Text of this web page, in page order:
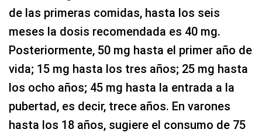
de las primeras comidas, hasta los seis
meses la dosis recomendada es 40 mg.
Posteriormente, 50 mg hasta el primer año de
vida; 15 mg hasta los tres años; 25 mg hasta
los ocho años; 45 mg hasta la entrada a la
pubertad, es decir, trece años. En varones
hasta los 18 años, sugiere el consumo de 75